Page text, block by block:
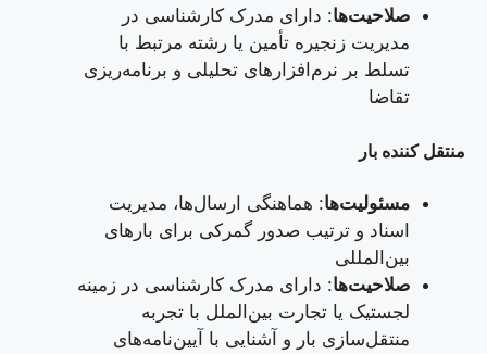
صلاحیت‌ها: دارای مدرک کارشناسی در
مدیریت زنجیره تأمین یا رشته مرتبط با
تسلط بر نرم‌افزارهای تحلیلی و برنامه‌ریزی
تقاضا
منتقل کننده بار
مسئولیت‌ها: هماهنگی ارسال‌ها، مدیریت
اسناد و ترتیب صدور گمرکی برای بارهای
بین‌المللی
صلاحیت‌ها: دارای مدرک کارشناسی در زمینه
لجستیک یا تجارت بین‌الملل با تجربه
منتقل‌سازی بار و آشنایی با آیین‌نامه‌های